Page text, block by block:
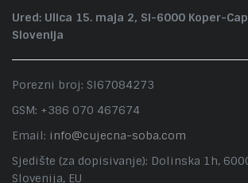
Ured: Ulica 15. maja 2, SI-6000 Koper-
Slovenija
Porezni broj: SI67084273
GSM: +386 070 467674
Email: info@cujecna-soba.com
Sjedište (za dopisivanje): Dolinska 1h,
Slovenija, EU